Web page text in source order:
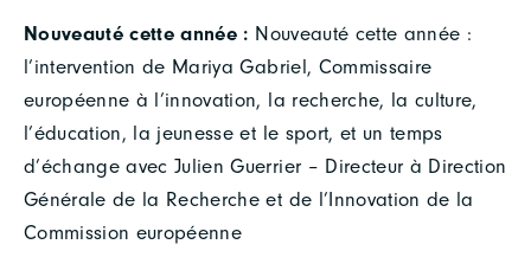
Nouveauté cette année : Nouveauté cette année :
l’intervention de Mariya Gabriel, Commissaire
européenne à l’innovation, la recherche, la culture,
l’éducation, la jeunesse et le sport, et un temps
d’échange avec Julien Guerrier – Directeur à Direction
Générale de la Recherche et de l’Innovation de la
Commission européenne